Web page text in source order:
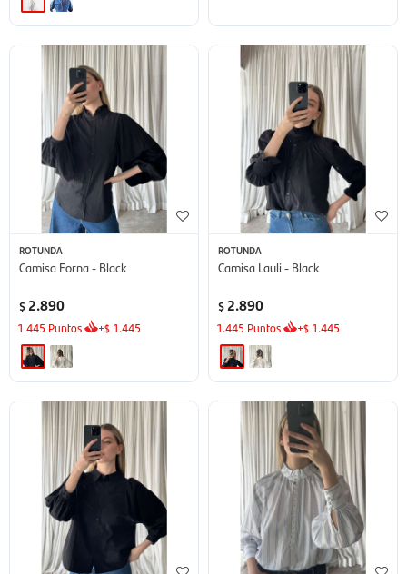
ROTUNDA
Camisa Forna - Black
$ 2.890
1.445 Puntos +$ 1.445
ROTUNDA
Camisa Lauli - Black
$ 2.890
1.445 Puntos +$ 1.445